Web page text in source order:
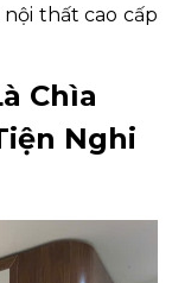
thất cao cấp
Chìa
Nghi